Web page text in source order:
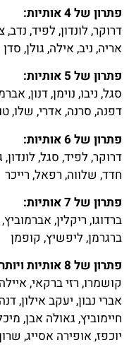
פתרון של 4 אותיות:
דרוקר, לונדון, לפיד,
אריה, ניב, אילה, גולן, סדן
פתרון של 5 אותיות:
סגל, ניבו, נוימן, דנון,
דפנה, סרנה, אדרי, שלו,
פתרון של 6 אותיות:
דרוקר, לפיד, סגל,
חדד, שלווה, רפאל, רייכר
פתרון של 7 אותיות:
ברדוגו, ריקלין,
ברגרמן, ליפשיץ, קופמן
פתרון של 8 אותיות ויותר:
קושמרו, רזי ברקאי,
אברי נבון, יעקב אילון,
חיימוביץ, גאולה אבן,
יוכפז, אופירה אסייג,